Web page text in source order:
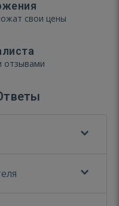
свои цены
отзывами